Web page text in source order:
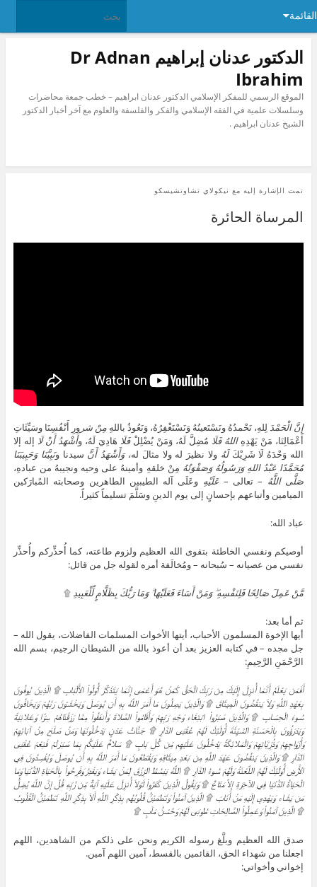
القائمة
الدكتور عدنان إبراهيم Dr Adnan
Ibrahim
الموقع الرسمي للمفكر الإسلامي الدكتور عدنان ابراهيم – خطب جمعة محاضرات
وسلسلات علمية في الفقه الإسلامي والفكر والفلسفة والعلوم مع آخر أخبار الدكتور
الشيخ عدنان ابراهيم .
تمت الإشارة إليه مع نيكولاي تشاوتشيسكو
المرساة الحائرة
إِنَّ الْحَمْدَ لِلهِ، نَحْمدُهُ ونَسْتَعينُهُ وَنَسْتَغْفِرُهُ، وَنَعُوذُ باللهِ مِنْ شر ورِ أَنْفُسِنَا وسَيِّئَاتِ
أَعْمَالِنَا، مَنْ يَهْدِهِاللهُ فَلَا مُضِلَّ لَهُ، وَمَنْ يُضْلِلْفَلَا هَادِيَ لَهُ، وأَشْهَدُ أَنْ لَا إله إلا
الله وَحْدَهُ لَا شَرِيْكَلَهُ ولا نظيرَ له ولا مثالَ له،وَأَشْهَدُ أَنَّ سيدنا ونَبِيَّنَا وَحَبِيبَنَا
مُحَمَّدًا عَبْدُ اللهِ وَرَسُولُهُ وَصَفْوَتُهُ مِنْ خلقهِ وأمينهُ على وحيه ونجيبهُ من عبادهِ،
صَلَّى اللَّهُ – تعالى –عَلَيْهِ وعَلَى آله الطيبين الطاهرين وصحابته المُبارَكين
الميامين وأتباعهم بإحسانٍ إلى يوم الدينِ وسَلَّمَ تسليماً كثيراً.
عباد الله:
أوصيكم ونفسي الخاطئة بتقوى الله العظيم ولزوم طاعته، كما أُحذِّركم وأُحذِّر
نفسي من عصيانه – سُبحانه – ومُخالَفة أمره لقوله جل من قائل:
مَّنْ عَمِلَ صَالِحًا فَلِنَفْسِهِ ۖ وَمَنْ أَسَاءَ فَعَلَيْهَا ۗ وَمَا رَبُّكَ بِظَلَّامٍ لِّلْعَبِيدِ ۩
ثم أما بعد:
أيها الإخوة المسلمون الأحباب، أيتها الأخوات المسلمات الفاضلات، يقول الله –
جل مجده – في كتابه العزيز بعد أن أعوذ بالله من الشيطان الرجيم، بسم الله
الرَّحْمَنِ الرَّحِيمِ:
أَفَمَن يَعْلَمُ أَنَّمَا أُنزِلَ إِلَيْكَ مِن رَبِّكَ الْحَقُّ كَمَنْ هُوَ أَعْمَى إِنَّمَا يَتَذَكَّرُ أُوْلُواْ الأَلْبَابِ ۩ الَّذِينَ يُوفُونَ
بِعَهْدِ اللَّهِ وَلاَ يَنقُضُونَ الْمِيثَاقَ ۩ وَالَّذِينَ يَصِلُونَ مَا أَمَرَ اللَّهُ بِهِ أَن يُوصَلَ وَيَخْشَوْنَ رَبَّهُمْ وَيَخَافُونَ
سُوءَ الْحِسَابِ ۩ وَالَّذِينَ صَبَرُواْ ابْتِغَاء وَجْهِ رَبِّهِمْ وَأَقَامُواْ الصَّلاةَ وَأَنفَقُواْ مِمَّا رَزَقْنَاهُمْ سِرًّا وَعَلانِيَةً
وَيَدْرَؤُونَ بِالْحَسَنَةِ السَّيِّئَةَ أُوْلَئِكَ لَهُمْ عُقْبَى الدَّارِ ۩ جَنَّاتُ عَدْنٍ يَدْخُلُونَهَا وَمَنْ صَلَحَ مِنْ آبَائِهِمْ
وَأَزْوَاجِهِمْ وَذُرِّيَّاتِهِمْ وَالْمَلائِكَةُ يَدْخُلُونَ عَلَيْهِم مِّن كُلِّ بَابٍ ۩ سَلامٌ عَلَيْكُم بِمَا صَبَرْتُمْ فَنِعْمَ عُقْبَى
الدَّارِ ۩ وَالَّذِينَ يَنقُضُونَ عَهْدَ اللَّهِ مِن بَعْدِ مِيثَاقِهِ وَيَقْطَعُونَ مَا أَمَرَ اللَّهُ بِهِ أَن يُوصَلَ وَيُفْسِدُونَ فِي
الأَرْضِ أُوْلَئِكَ لَهُمُ اللَّعْنَةُ وَلَهُمْ سُوءُ الدَّارِ ۩ اللَّهُ يَبْسُطُ الرِّزْقَ لِمَنْ يَشَاء وَيَقْدِرُ وَفَرِحُواْ بِالْحَيَاةِ الدُّنْيَا وَمَا
الْحَيَاةُ الدُّنْيَا فِي الآخِرَةِ إِلاَّ مَتَاعٌ ۩ وَيَقُولُ الَّذِينَ كَفَرُواْ لَوْلاَ أُنزِلَ عَلَيْهِ آيَةٌ مِّن رَّبِّهِ قُلْ إِنَّ اللَّهَ يُضِلُّ
مَن يَشَاء وَيَهْدِي إِلَيْهِ مَنْ أَنَابَ ۩ الَّذِينَ آمَنُواْ وَتَطْمَئِنُّ قُلُوبُهُم بِذِكْرِ اللَّهِ أَلاَ بِذِكْرِ اللَّهِ تَطْمَئِنُّ الْقُلُوبُ
۩ الَّذِينَ آمَنُواْ وَعَمِلُواْ الصَّالِحَاتِ طُوبَى لَهُمْ وَحُسْنُ مَآبٍ ۩
صدق الله العظيم وبلَّغ رسوله الكريم ونحن على ذلكم من الشاهدين، اللهم
اجعلنا من شهداء الحق، القائمين بالقسط، آمين اللهم آمين.
إخواني وأخواتي: